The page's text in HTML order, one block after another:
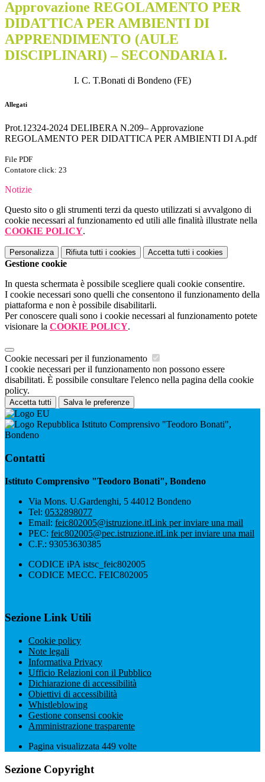
Approvazione REGOLAMENTO PER
DIDATTICA PER AMBIENTI DI
APPRENDIMENTO (AULE
DISCIPLINARI) – SECONDARIA I.
I. C. T.Bonati di Bondeno (FE)
Allegati
Prot.12324-2024 DELIBERA N.209– Approvazione
REGOLAMENTO PER DIDATTICA PER AMBIENTI DI A.pdf
File PDF
Contatore click: 23
Notizie
Questo sito o gli strumenti terzi da questo utilizzati si avvalgono di
cookie necessari al funzionamento ed utili alle finalità illustrate nella
COOKIE POLICY.
Personalizza Rifiuta tutti i cookies Accetta tutti i cookies
Gestione cookie
In questa schermata è possibile scegliere quali cookie consentire.
I cookie necessari sono quelli che consentono il funzionamento della
piattaforma e non è possibile disabilitarli.
Per conoscere quali sono i cookie necessari al funzionamento potete
visionare la COOKIE POLICY.
Cookie necessari per il funzionamento
I cookie necessari per il funzionamento non possono essere
disabilitati. È possibile consultare l'elenco nella pagina della cookie
policy.
Accetta tutti Salva le preferenze
Istituto Comprensivo "Teodoro Bonati",
Bondeno
Contatti
Istituto Comprensivo "Teodoro Bonati", Bondeno
Via Mons. U.Gardenghi, 5 44012 Bondeno
Tel: 0532898077
Email: feic802005@istruzione.itLink per inviare una mail
PEC: feic802005@pec.istruzione.itLink per inviare una mail
C.F.: 93053630385
CODICE iPA istsc_feic802005
CODICE MECC. FEIC802005
Sezione Link Utili
Cookie policy
Note legali
Informativa Privacy
Ufficio Relazioni con il Pubblico
Dichiarazione di accessibilità
Obiettivi di accessibilità
Whistleblowing
Gestione consensi cookie
Amministrazione trasparente
Pagina visualizzata 449 volte
Sezione Copyright